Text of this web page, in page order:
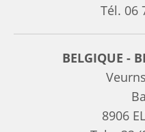
Tél. 06
BELGIQUE -
8906